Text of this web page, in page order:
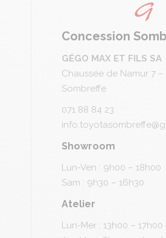
Concession
GÉGO MAX ET FILS SA
Chaussée de Namur 7 –
Sombreffe
071 88 84 23
Showroom
Lun-Ven : 9h00 – 18h00
Sam : 9h30 – 16h30
Atelier
Lun-Mer : 13h00 – 17h00